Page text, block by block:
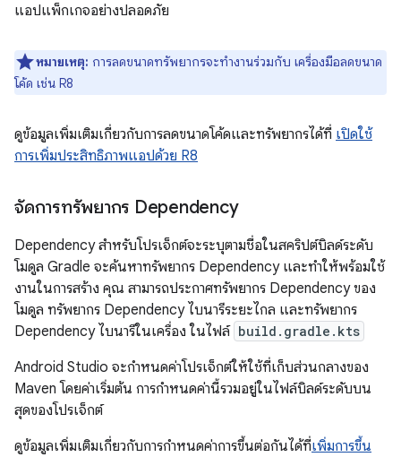
แอปแพ็กเกจอย่างปลอดภัย
หมายเหตุ: การลดขนาดทรัพยากรจะทำงานร่วมกับ เครื่องมือลดขนาด
โค้ด เช่น R8
ดูข้อมูลเพิ่มเติมเกี่ยวกับการลดขนาดโค้ดและทรัพยากรได้ที่ เปิดใช้
การเพิ่มประสิทธิภาพแอปด้วย R8
จัดการทรัพยากร Dependency
Dependency สำหรับโปรเจ็กต์จะระบุตามชื่อในสคริปต์บิลด์ระดับ
โมดูล Gradle จะค้นหาทรัพยากร Dependency และทำให้พร้อมใช้
งานในการสร้าง คุณ สามารถประกาศทรัพยากร Dependency ของ
โมดูล ทรัพยากร Dependency ไบนารีระยะไกล และทรัพยากร
Dependency ไบนารีในเครื่อง ในไฟล์ build.gradle.kts
Android Studio จะกำหนดค่าโปรเจ็กต์ให้ใช้ที่เก็บส่วนกลางของ
Maven โดยค่าเริ่มต้น การกำหนดค่านี้รวมอยู่ในไฟล์บิลด์ระดับบน
สุดของโปรเจ็กต์
ดูข้อมูลเพิ่มเติมเกี่ยวกับการกำหนดค่าการขึ้นต่อกันได้ที่เพิ่มการขึ้น